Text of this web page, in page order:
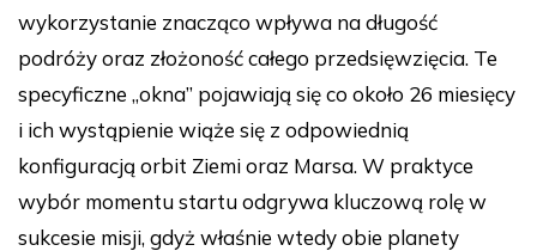
wykorzystanie znacząco wpływa na długość
podróży oraz złożoność całego przedsięwzięcia. Te
specyficzne „okna” pojawiają się co około 26 miesięcy
i ich wystąpienie wiąże się z odpowiednią
konfiguracją orbit Ziemi oraz Marsa. W praktyce
wybór momentu startu odgrywa kluczową rolę w
sukcesie misji, gdyż właśnie wtedy obie planety